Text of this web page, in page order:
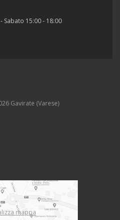
Sabato 15:00 - 18:00
Gavirate (Varese)
mappa